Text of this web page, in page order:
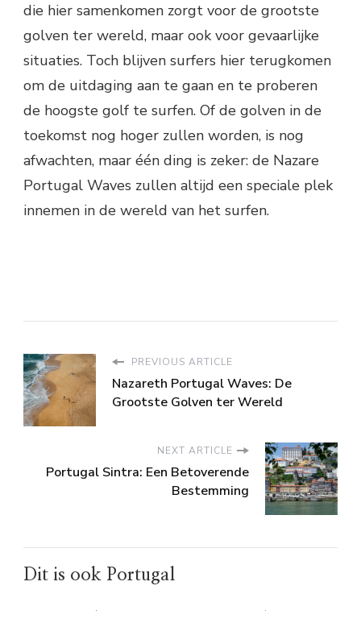
die hier samenkomen zorgt voor de grootste
golven ter wereld, maar ook voor gevaarlijke
situaties. Toch blijven surfers hier terugkomen
om de uitdaging aan te gaan en te proberen
de hoogste golf te surfen. Of de golven in de
toekomst nog hoger zullen worden, is nog
afwachten, maar één ding is zeker: de Nazare
Portugal Waves zullen altijd een speciale plek
innemen in de wereld van het surfen.
PREVIOUS ARTICLE
Nazareth Portugal Waves: De
Grootste Golven ter Wereld
NEXT ARTICLE
Portugal Sintra: Een Betoverende
Bestemming
Dit is ook Portugal